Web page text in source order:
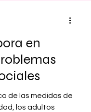
en
de las medidas de
los adultos